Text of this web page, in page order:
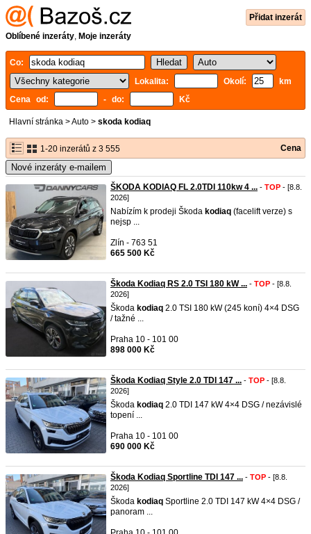
Přidat inzerát
Oblíbené inzeráty, Moje inzeráty
Co:
Lokalita:
Okolí:
km
Cena od:
- do: Kč
Hlavní stránka >Auto > skoda kodiaq
1-20 inzerátů z 3 555 Cena
Nové inzeráty e-mailem
ŠKODA KODIAQ FL 2.0TDI 110kw 4 ... - TOP - [8.8.
2026]
Nabízím k prodeji Škoda kodiaq (facelift verze) s
nejsp ...
Zlín - 763 51
665 500 Kč
Škoda Kodiaq RS 2.0 TSI 180 kW ... - TOP - [8.8.
2026]
Škoda kodiaq 2.0 TSI 180 kW (245 koní) 4×4 DSG
/ tažné ...
Praha 10 - 101 00
898 000 Kč
Škoda Kodiaq Style 2.0 TDI 147 ... - TOP - [8.8.
2026]
Škoda kodiaq 2.0 TDI 147 kW 4×4 DSG / nezávislé
topení ...
Praha 10 - 101 00
690 000 Kč
Škoda Kodiaq Sportline TDI 147 ... - TOP - [8.8.
2026]
Škoda kodiaq Sportline 2.0 TDI 147 kW 4×4 DSG /
panoram ...